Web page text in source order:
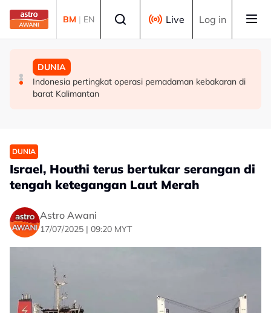
Skip to main content
BM | EN Live Log in
MALAYSIA
MCKK perlu lakar semula peranan dalam era moden -
Sultan Nazrin
DUNIA
Finland tutup semua laluan haiwan di sempadan dengan
Rusia susulan demam babi Afrika
DUNIA
Indonesia pertingkat operasi pemadaman kebakaran di
barat Kalimantan
DUNIA
Israel, Houthi terus bertukar serangan di
tengah ketegangan Laut Merah
Astro Awani
17/07/2025 | 09:20 MYT